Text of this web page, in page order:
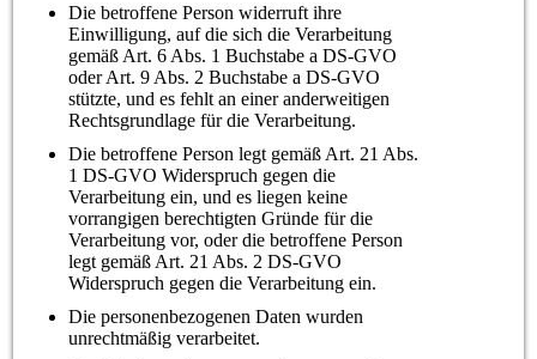
Die betroffene Person widerruft ihre
Einwilligung, auf die sich die Verarbeitung
gemäß Art. 6 Abs. 1 Buchstabe a DS-GVO
oder Art. 9 Abs. 2 Buchstabe a DS-GVO
stützte, und es fehlt an einer anderweitigen
Rechtsgrundlage für die Verarbeitung.
Die betroffene Person legt gemäß Art. 21 Abs.
1 DS-GVO Widerspruch gegen die
Verarbeitung ein, und es liegen keine
vorrangigen berechtigten Gründe für die
Verarbeitung vor, oder die betroffene Person
legt gemäß Art. 21 Abs. 2 DS-GVO
Widerspruch gegen die Verarbeitung ein.
Die personenbezogenen Daten wurden
unrechtmäßig verarbeitet.